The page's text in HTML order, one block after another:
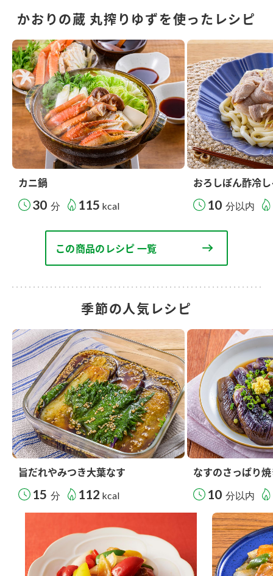
かおりの蔵 丸搾りゆずを使ったレシピ
カニ鍋
30 分 115 kcal
おろしぽん酢冷
10 分以内
この商品のレシピ 一覧
季節の人気レシピ
旨だれやみつき大葉なす
15 分 112 kcal
なすのさっぱり
10 分以内